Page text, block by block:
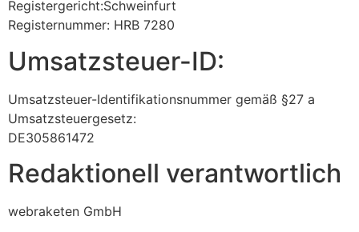
Registergericht:Schweinfurt
Registernummer: HRB 7280
Umsatzsteuer-ID:
Umsatzsteuer-Identifikationsnummer gemäß §27 a
Umsatzsteuergesetz:
DE305861472
Redaktionell verantwortlich
webraketen GmbH